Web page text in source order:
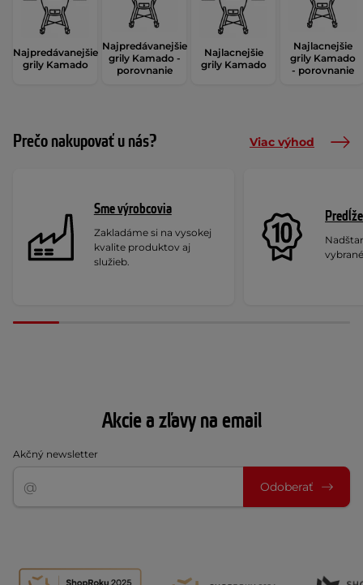
Najpredávanejšie
grily Kamado
Najpredávanejšie
grily Kamado -
porovnanie
Najlacnejšie
grily Kamado
Najlacnejšie
grily Kamado
- porovnanie
Prečo nakupovať u nás? Viac výhod
Sme výrobcovia
Zakladáme si na vysokej
kvalite produktov aj
služieb.
Akcie a zľavy na email
Akčný newsletter
Odoberať